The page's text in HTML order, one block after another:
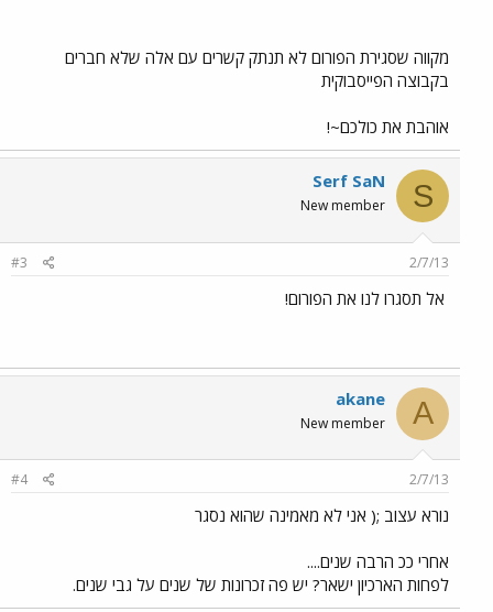
מקווה שסגירת הפורום לא תנתק קשרים עם אלה שלא חברים
בקבוצה הפייסבוקית
אוהבת את כולכם~!
S
Serf SaN
New member
2/7/13
#3
אל תסגרו לנו את הפורום!
A
akane
New member
2/7/13
#4
נורא עצוב ;( אני לא מאמינה שהוא נסגר
אחרי ככ הרבה שנים....
לפחות הארכיון ישאר? יש פה זכרונות של שנים על גבי שנים.